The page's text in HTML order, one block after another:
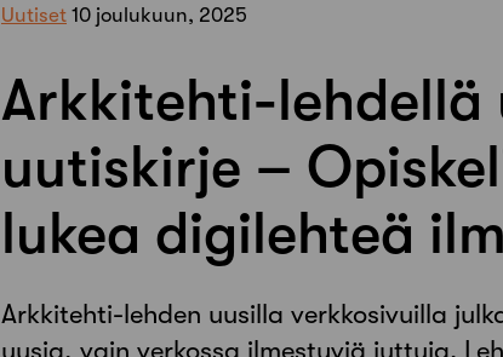
Uutiset 10 joulukuun, 2025
Arkkitehti-lehdellä
uutiskirje –
lukea digilehteä
Arkkitehti-lehden uusilla verkkosivuilla
uusia, vain verkossa ilmestyviä juttuja.